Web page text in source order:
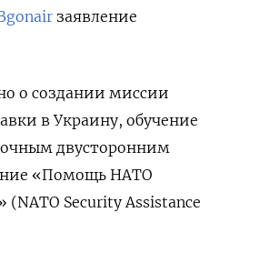
заявление
о создании миссии
в Украину, обучение
двусторонним
«Помощь НАТО
Security Assistance